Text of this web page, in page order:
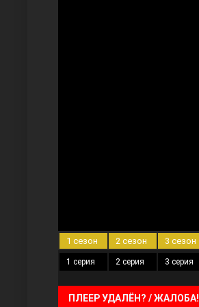
Ветреный холм
1 сезон 2 сезон 3 сезон
1 серия 2 серия 3 серия
ПЛЕЕР УДАЛЁН? / ЖАЛОБА!